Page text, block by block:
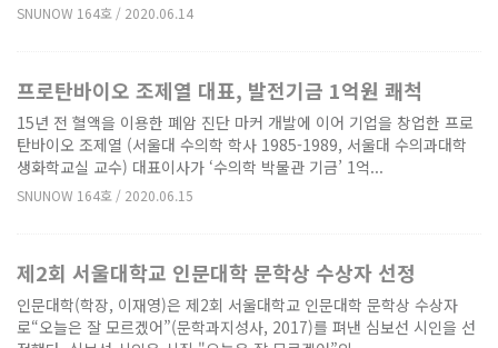
SNUNOW 164호 / 2020.06.14
프로탄바이오 조제열 대표, 발전기금 1억원 쾌척
15년 전 혈액을 이용한 폐암 진단 마커 개발에 이어 기업을 창업한 프로
탄바이오 조제열 (서울대 수의학 학사 1985-1989, 서울대 수의과대학
생화학교실 교수) 대표이사가 ‘수의학 박물관 기금’ 1억...
SNUNOW 164호 / 2020.06.15
제2회 서울대학교 인문대학 문학상 수상자 선정
인문대학(학장, 이재영)은 제2회 서울대학교 인문대학 문학상 수상자
로“오늘은 잘 모르겠어”(문학과지성사, 2017)를 펴낸 심보선 시인을 선